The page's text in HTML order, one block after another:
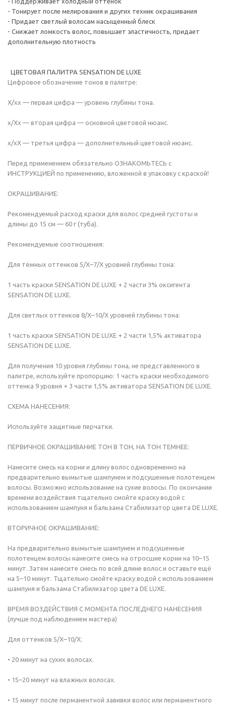
- Тонирует после мелирования и других техник окрашивания
- Придает светлый волосам насыщенный блеск
- Снижает ломкость волос, повышает эластичность, придает
дополнительную плотность
ЦВЕТОВАЯ ПАЛИТРА SENSATION DE LUXE
Цифровое обозначение тонов в палитре:
Х/хх — первая цифра — уровень глубины тона.
х/Хх — вторая цифра — основной цветовой нюанс.
х/хХ — третья цифра — дополнительный цветовой нюанс.
Перед применением обязательно ОЗНАКОМЬТЕСЬ с
ИНСТРУКЦИЕЙ по применению, вложенной в упаковку с краской!
ОКРАШИВАНИЕ:
Рекомендуемый расход краски для волос средней густоты и
длины до 15 см — 60 г (туба).
Рекомендуемые соотношения:
Для тёмных оттенков 5/Х–7/Х уровней глубины тона:
1 часть краски SENSATION DE LUXE + 2 части 3% оксигента
SENSATION DE LUXE.
Для светлых оттенков 8/Х–10/Х уровней глубины тона:
1 часть краски SENSATION DE LUXE + 2 части 1,5% активатора
SENSATION DE LUXE.
Для получения 10 уровня глубины тона, не представленного в
палитре, используйте пропорцию: 1 часть краски необходимого
оттенка 9 уровня + 3 части 1,5% активатора SENSATION DE LUXE.
СХЕМА НАНЕСЕНИЯ:
Используйте защитные перчатки.
ПЕРВИЧНОЕ ОКРАШИВАНИЕ ТОН В ТОН, НА ТОН ТЕМНЕЕ:
Нанесите смесь на корни и длину волос одновременно на
предварительно вымытые шампунем и подсушенные полотенцем
волосы. Возможно использование на сухие волосы. По окончании
времени воздействия тщательно смойте краску водой с
использованием шампуня и бальзама Стабилизатор цвета DE LUXE.
ВТОРИЧНОЕ ОКРАШИВАНИЕ:
На предварительно вымытые шампунем и подсушенные
полотенцем волосы нанесите смесь на отросшие корни на 10–15
минут. Затем нанесите смесь по всей длине волос и оставьте ещё
на 5–10 минут. Тщательно смойте краску водой с использованием
шампуня и бальзама Стабилизатор цвета DE LUXE.
ВРЕМЯ ВОЗДЕЙСТВИЯ С МОМЕНТА ПОСЛЕДНЕГО НАНЕСЕНИЯ
(лучше под наблюдением мастера)
Для оттенков 5/Х–10/Х:
• 20 минут на сухих волосах.
• 15–20 минут на влажных волосах.
• 15 минут после перманентной завивки волос или перманентного